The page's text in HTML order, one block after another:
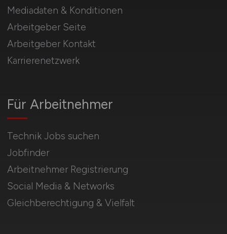
Für Arbeitnehmer
Technik Jobs suchen
Jobfinder
Arbeitnehmer Registrierung
Social Media & Networks
Gleichberechtigung & Vielfalt
Mediadaten & Konditionen
Arbeitgeber Seite
Arbeitgeber Kontakt
Karrierenetzwerk